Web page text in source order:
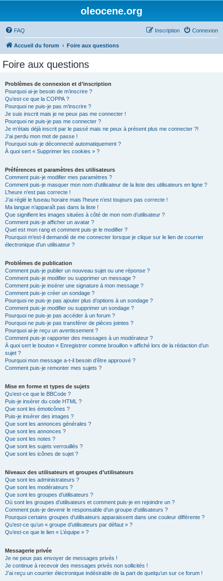
oleocene.org
FAQ Connexion
Inscription
Accueil du forum Foire aux questions
Foire aux questions
Problèmes de connexion et d’inscription
Pourquoi ai-je besoin de m’inscrire ?
Qu’est-ce que la COPPA ?
Pourquoi ne puis-je pas m’inscrire ?
Je suis inscrit mais je ne peux pas me connecter !
Pourquoi ne puis-je pas me connecter ?
Je m’étais déjà inscrit par le passé mais ne peux à présent plus me connecter ?!
J’ai perdu mon mot de passe !
Pourquoi suis-je déconnecté automatiquement ?
À quoi sert « Supprimer les cookies » ?
Préférences et paramètres des utilisateurs
Comment puis-je modifier mes paramètres ?
Comment puis-je masquer mon nom d’utilisateur de la liste des utilisateurs en ligne ?
L’heure n’est pas correcte !
J’ai réglé le fuseau horaire mais l’heure n’est toujours pas correcte !
Ma langue n’apparaît pas dans la liste !
Que signifient les images situées à côté de mon nom d’utilisateur ?
Comment puis-je afficher un avatar ?
Quel est mon rang et comment puis-je le modifier ?
Pourquoi m’est-il demandé de me connecter lorsque je clique sur le lien de courrier
électronique d’un utilisateur ?
Problèmes de publication
Comment puis-je publier un nouveau sujet ou une réponse ?
Comment puis-je modifier ou supprimer un message ?
Comment puis-je insérer une signature à mon message ?
Comment puis-je créer un sondage ?
Pourquoi ne puis-je pas ajouter plus d’options à un sondage ?
Comment puis-je modifier ou supprimer un sondage ?
Pourquoi ne puis-je pas accéder à un forum ?
Pourquoi ne puis-je pas transférer de pièces jointes ?
Pourquoi ai-je reçu un avertissement ?
Comment puis-je rapporter des messages à un modérateur ?
À quoi sert le bouton « Enregistrer comme brouillon » affiché lors de la rédaction d’un
sujet ?
Pourquoi mon message a-t-il besoin d’être approuvé ?
Comment puis-je remonter mes sujets ?
Mise en forme et types de sujets
Qu’est-ce que le BBCode ?
Puis-je insérer du code HTML ?
Que sont les émoticônes ?
Puis-je insérer des images ?
Que sont les annonces générales ?
Que sont les annonces ?
Que sont les notes ?
Que sont les sujets verrouillés ?
Que sont les icônes de sujet ?
Niveaux des utilisateurs et groupes d’utilisateurs
Que sont les administrateurs ?
Que sont les modérateurs ?
Que sont les groupes d’utilisateurs ?
Où sont les groupes d’utilisateurs et comment puis-je en rejoindre un ?
Comment puis-je devenir le responsable d’un groupe d’utilisateurs ?
Pourquoi certains groupes d’utilisateurs apparaissent dans une couleur différente ?
Qu’est-ce qu’un « groupe d’utilisateurs par défaut » ?
Qu’est-ce que le lien « L’équipe » ?
Messagerie privée
Je ne peux pas envoyer de messages privés !
Je continue à recevoir des messages privés non sollicités !
J’ai reçu un courrier électronique indésirable de la part de quelqu’un sur ce forum !